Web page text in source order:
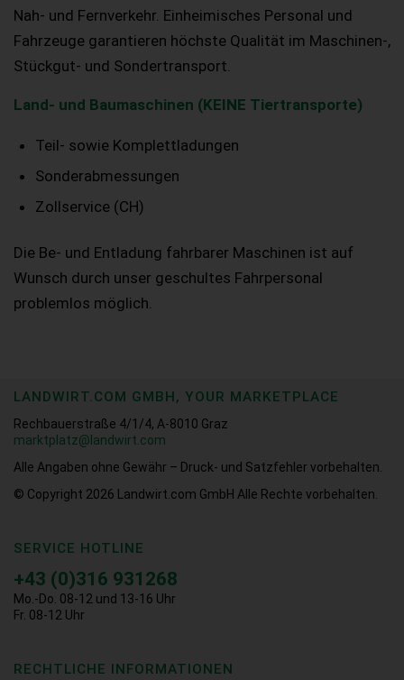
Nah- und Fernverkehr. Einheimisches Personal und
Fahrzeuge garantieren höchste Qualität im Maschinen-,
Stückgut- und Sondertransport.
Land- und Baumaschinen (KEINE Tiertransporte)
Teil- sowie Komplettladungen
Sonderabmessungen
Zollservice (CH)
Die Be- und Entladung fahrbarer Maschinen ist auf
Wunsch durch unser geschultes Fahrpersonal
problemlos möglich.
LANDWIRT.COM GMBH, YOUR MARKETPLACE
Rechbauerstraße 4/1/4, A-8010 Graz
marktplatz@landwirt.com
Alle Angaben ohne Gewähr – Druck- und Satzfehler vorbehalten.
© Copyright 2026
Landwirt.com GmbH Alle Rechte vorbehalten.
SERVICE HOTLINE
+43 (0)316 931268
Mo.-Do. 08-12 und 13-16 Uhr
Fr. 08-12 Uhr
RECHTLICHE INFORMATIONEN